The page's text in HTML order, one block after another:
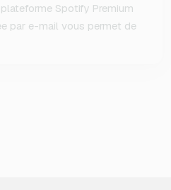
Spotify Premium
par e-mail vous permet de